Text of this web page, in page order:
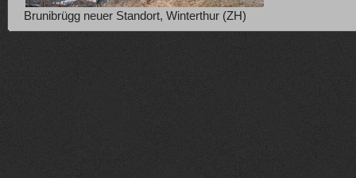
Brunibrügg neuer Standort, Winterthur (ZH)